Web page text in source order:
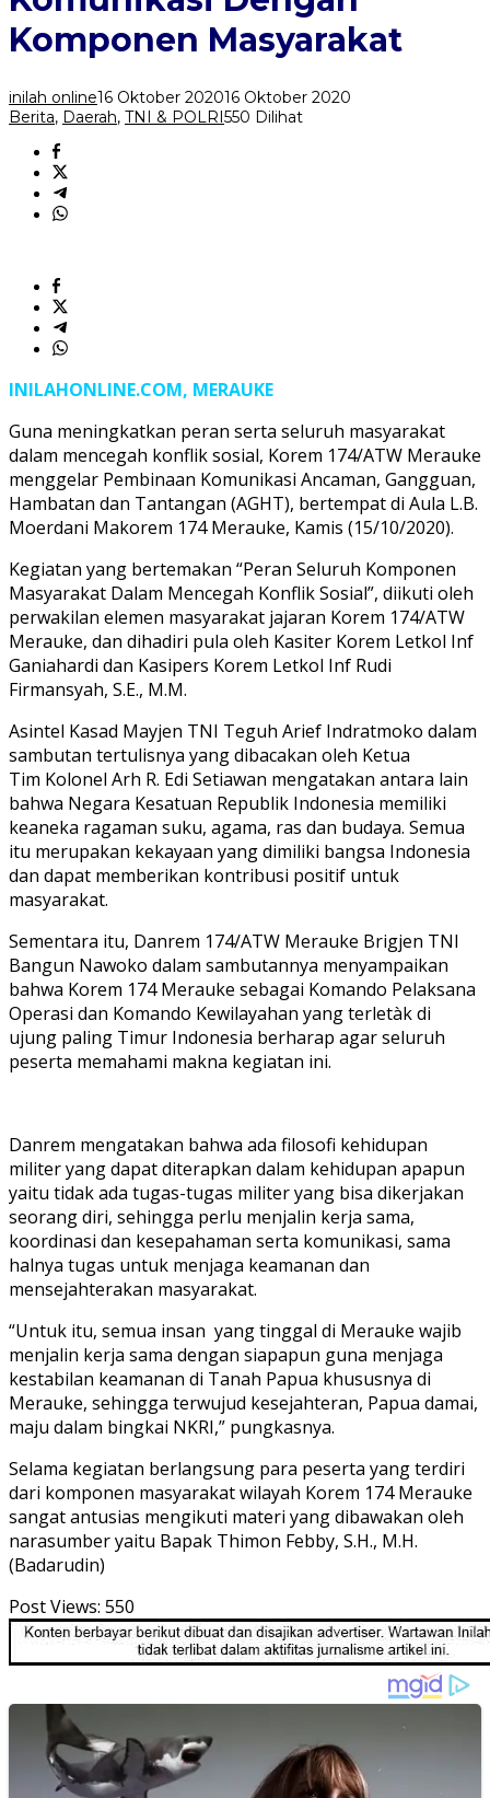
Komponen
Masyarakat
Komponen Masyarakat
inilah online16 Oktober 202016 Oktober 2020
Berita, Daerah, TNI & POLRI550 Dilihat
INILAHONLINE.COM, MERAUKE
Guna meningkatkan peran serta seluruh masyarakat
dalam mencegah konflik sosial, Korem 174/ATW Merauke
menggelar Pembinaan Komunikasi Ancaman, Gangguan,
Hambatan dan Tantangan (AGHT), bertempat di Aula L.B.
Moerdani Makorem 174 Merauke, Kamis (15/10/2020).
Kegiatan yang bertemakan “Peran Seluruh Komponen
Masyarakat Dalam Mencegah Konflik Sosial”, diikuti oleh
perwakilan elemen masyarakat jajaran Korem 174/ATW
Merauke, dan dihadiri pula oleh Kasiter Korem Letkol Inf
Ganiahardi dan Kasipers Korem Letkol Inf Rudi
Firmansyah, S.E., M.M.
Asintel Kasad Mayjen TNI Teguh Arief Indratmoko dalam
sambutan tertulisnya yang dibacakan oleh Ketua
Tim Kolonel Arh R. Edi Setiawan mengatakan antara lain
bahwa Negara Kesatuan Republik Indonesia memiliki
keaneka ragaman suku, agama, ras dan budaya. Semua
itu merupakan kekayaan yang dimiliki bangsa Indonesia
dan dapat memberikan kontribusi positif untuk
masyarakat.
Sementara itu, Danrem 174/ATW Merauke Brigjen TNI
Bangun Nawoko dalam sambutannya menyampaikan
bahwa Korem 174 Merauke sebagai Komando Pelaksana
Operasi dan Komando Kewilayahan yang terletàk di
ujung paling Timur Indonesia berharap agar seluruh
peserta memahami makna kegiatan ini.
Danrem mengatakan bahwa ada filosofi kehidupan
militer yang dapat diterapkan dalam kehidupan apapun
yaitu tidak ada tugas-tugas militer yang bisa dikerjakan
seorang diri, sehingga perlu menjalin kerja sama,
koordinasi dan kesepahaman serta komunikasi, sama
halnya tugas untuk menjaga keamanan dan
mensejahterakan masyarakat.
“Untuk itu, semua insan yang tinggal di Merauke wajib
menjalin kerja sama dengan siapapun guna menjaga
kestabilan keamanan di Tanah Papua khususnya di
Merauke, sehingga terwujud kesejahteran, Papua damai,
maju dalam bingkai NKRI,” pungkasnya.
Selama kegiatan berlangsung para peserta yang terdiri
dari komponen masyarakat wilayah Korem 174 Merauke
sangat antusias mengikuti materi yang dibawakan oleh
narasumber yaitu Bapak Thimon Febby, S.H., M.H.
(Badarudin)
Post Views: 550